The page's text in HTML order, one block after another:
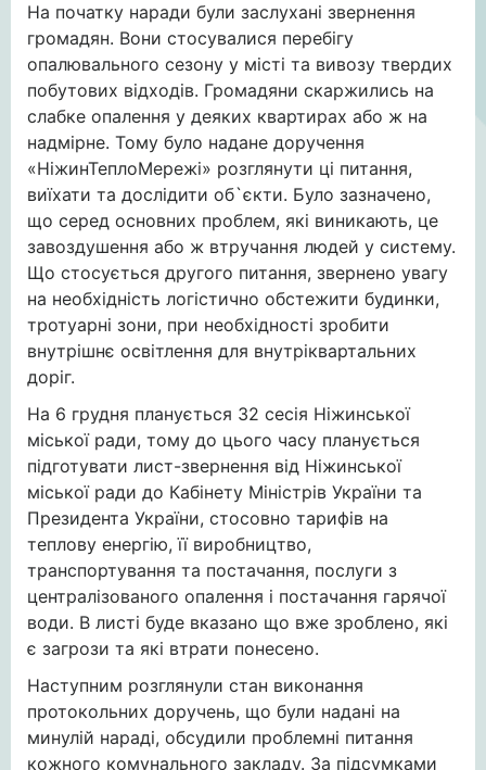
На початку наради були заслухані звернення
громадян. Вони стосувалися перебігу
опалювального сезону у місті та вивозу твердих
побутових відходів. Громадяни скаржились на
слабке опалення у деяких квартирах або ж на
надмірне. Тому було надане доручення
«НіжинТеплоМережі» розглянути ці питання,
виїхати та дослідити об`єкти. Було зазначено,
що серед основних проблем, які виникають, це
завоздушення або ж втручання людей у систему.
Що стосується другого питання, звернено увагу
на необхідність логістично обстежити будинки,
тротуарні зони, при необхідності зробити
внутрішнє освітлення для внутріквартальних
доріг.
На 6 грудня планується 32 сесія Ніжинської
міської ради, тому до цього часу планується
підготувати лист-звернення від Ніжинської
міської ради до Кабінету Міністрів України та
Президента України, стосовно тарифів на
теплову енергію, її виробництво,
транспортування та постачання, послуги з
централізованого опалення і постачання гарячої
води. В листі буде вказано що вже зроблено, які
є загрози та які втрати понесено.
Наступним розглянули стан виконання
протокольних доручень, що були надані на
минулій нараді, обсудили проблемні питання
кожного комунального закладу. За підсумками